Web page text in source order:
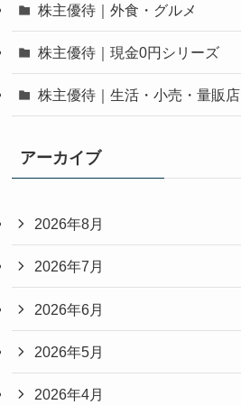
株主優待｜外食・グルメ
株主優待｜現金0円シリーズ
株主優待｜生活・小売・量販店
アーカイブ
2026年8月
2026年7月
2026年6月
2026年5月
2026年4月